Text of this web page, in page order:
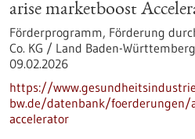
arise marketboost
Förderprogramm, Förderung
Co. KG / Land Baden-
09.02.2026
https://
bw.de/datenbank/foerderungen/
accelerator